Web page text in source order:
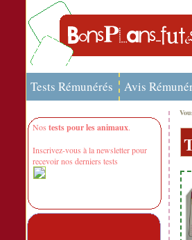
Tests Rémunérés Avis
Nostests pour les animaux.
Inscrivez-vous à la newsletter pour
recevoir nos derniers tests